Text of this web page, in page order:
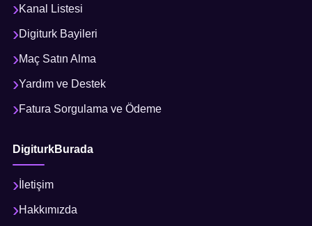
Kanal Listesi
Digiturk Bayileri
Maç Satın Alma
Yardım ve Destek
Fatura Sorgulama ve Ödeme
DigiturkBurada
İletişim
Hakkımızda